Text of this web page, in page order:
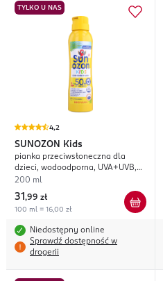
TYLKO U NAS
4,2
SUNOZON Kids
pianka przeciwsłoneczna dla
dzieci, wodoodporna, UVA+UVB,
SPF 50+;
200 ml
31 ,99 zł
100 ml = 16,00 zł
Niedostępny online
Sprawdź dostępność w
drogerii